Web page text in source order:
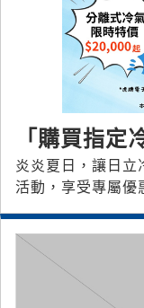
「購買指定
炎炎夏日，讓日立
活動，享受專屬優